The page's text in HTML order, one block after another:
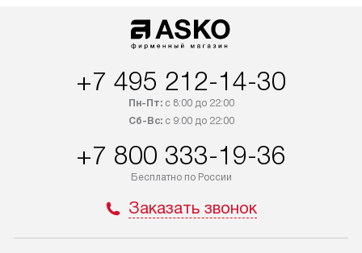
со статусом «В наличии» могут
быть отправлены покупателю
интересен товар «Под заказ»,
обсудите возможность его
приобретения с менеджером сайта.
доставляются бесплатно
по Москве в пределах МКАД,
не предусмотрена. Доставка
по монтажу
материалы.
+7 495 212-14-30
Пн-Пт:с 8:00 до 22:00
Сб-Вс:с 9:00 до 22:00
+7 800 333-19-36
Бесплатно по России
Заказать звонок